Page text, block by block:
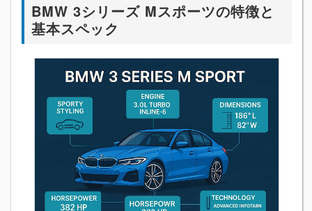
BMW 3シリーズ Mスポーツの特徴と
基本スペック